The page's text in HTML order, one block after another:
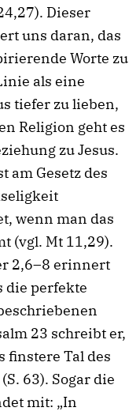
Dieser
uns daran, das
Worte zu
als eine
tiefer zu lieben,
Religion geht es
zu Jesus.
am Gesetz des
wenn man das
(vgl. Mt 11,29).
2,6–8 erinnert
die perfekte
23 schreibt er,
finstere Tal des
63). Sogar die
mit: „In